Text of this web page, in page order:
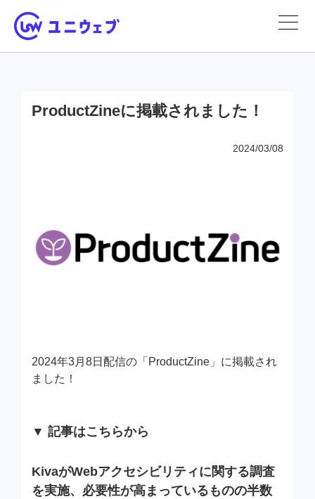
ProductZineに掲載されました！
2024/03/08
2024年3月8日配信の「ProductZine」に掲載され
ました！
▼ 記事はこちらから
KivaがWebアクセシビリティに関する調査
を実施、必要性が高まっているものの半数